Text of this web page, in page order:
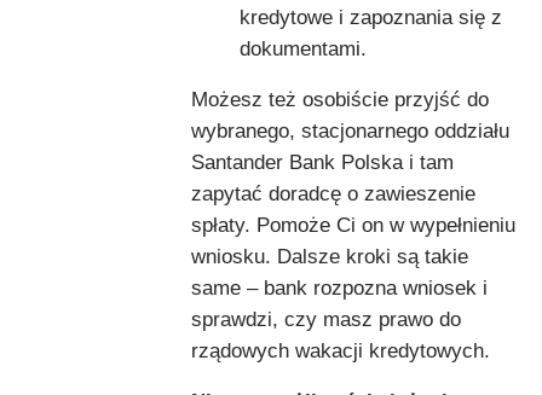
kredytowe i zapoznania się z
dokumentami.
Możesz też osobiście przyjść do
wybranego, stacjonarnego oddziału
Santander Bank Polska i tam
zapytać doradcę o zawieszenie
spłaty. Pomoże Ci on w wypełnieniu
wniosku. Dalsze kroki są takie
same – bank rozpozna wniosek i
sprawdzi, czy masz prawo do
rządowych wakacji kredytowych.